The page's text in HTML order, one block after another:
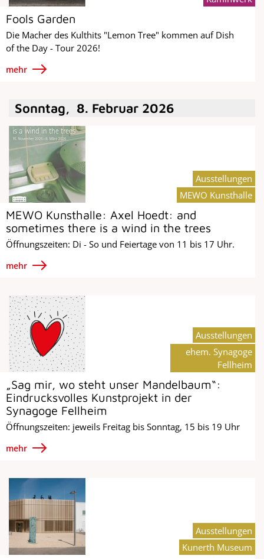
Fools Garden
Die Macher des Kulthits "Lemon Tree" kommen auf Dish
of the Day - Tour 2026!
mehr
Sonntag, 8. Februar 2026
MEWO Kunsthalle: Axel Hoedt: and
sometimes there is a wind in the trees
Öffnungszeiten: Di - So und Feiertage von 11 bis 17 Uhr.
mehr
Ausstellungen
MEWO Kunsthalle
„Sag mir, wo steht unser Mandelbaum“:
Eindrucksvolles Kunstprojekt in der
Synagoge Fellheim
Öffnungszeiten: jeweils Freitag bis Sonntag, 15 bis 19 Uhr
mehr
Ausstellungen
ehem. Synagoge
Fellheim
Ausstellungen
Kunerth Museum